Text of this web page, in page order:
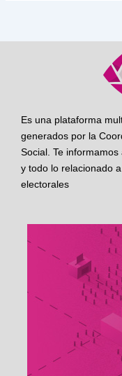
Es una plataforma
generados por la
Social. Te
y todo lo relacionado
electorales